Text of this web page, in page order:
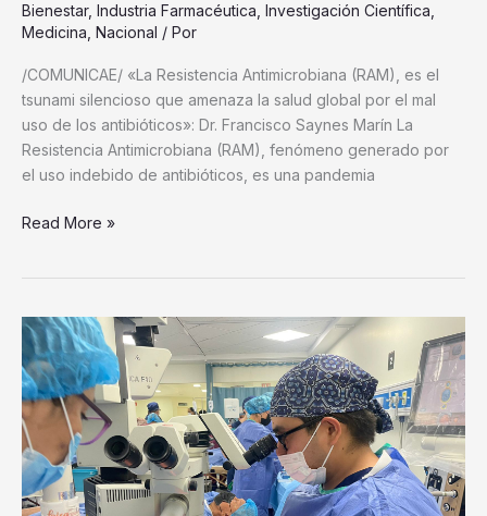
Bienestar, Industria Farmacéutica Investigación Científica
Medicina Nacional / Por
/COMUNICAE/ «La Resistencia Antimicrobiana (RAM), es el
tsunami silencioso que amenaza la salud global por el mal
uso de los antibióticos»: Dr. Francisco Saynes Marín La
Resistencia Antimicrobiana (RAM), fenómeno generado por
el uso indebido de antibióticos, es una pandemia
global:
Dr.
Marín
Read More »
Medical
Dimegar
señala
que
según
expertos
la
retinopatía